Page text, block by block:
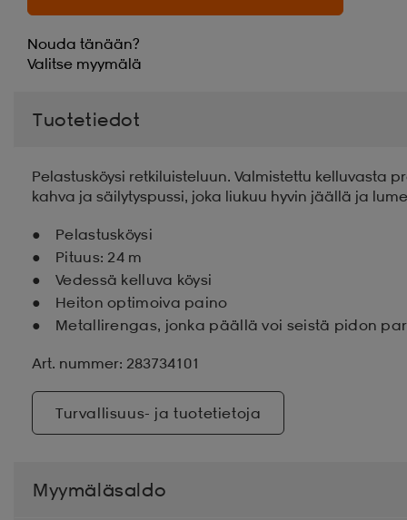
Nouda tänään?
Valitse myymälä
Tuotetiedot
Pelastusköysi retkiluisteluun. Valmistettu kelluvasta
kahva ja säilytyspussi, joka liukuu hyvin jäällä ja
Pelastusköysi
Pituus: 24 m
Vedessä kelluva köysi
Heiton optimoiva paino
Metallirengas, jonka päällä voi seistä pidon
Art. nummer: 283734101
Turvallisuus- ja tuotetietoja
Myymäläsaldo